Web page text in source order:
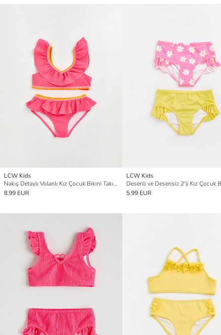
LCW Kids
Nakış Detaylı Volanlı Kız Çocuk Bikini Takımı
8.99 EUR
LCW Kids
5.99 EUR